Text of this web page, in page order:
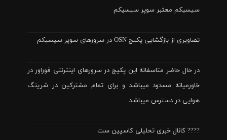
سیسیکم معتبر سوپر سیسیکم
تصاویری از بازگشایی پکیج OSN در سرورهای سوپر سیسیکم
در حال حاضر متاسفانه این پکیج در سرورهای اینترنتی فوراور در
خاورمیانه مسدود میباشد و برای تمام مشترکین در شرینگ
هوایی در دسترس میباشد.
???? کانال خبری تحلیلی کاسپین ست